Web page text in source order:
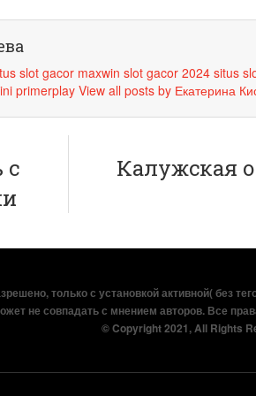
slot gacor maxwin slot gacor 2024 situs
primerplay View all posts by Екатерина
с
Калужская
только с установкой активной( без
не совпадать с мнением авторов. Все
© Copyright 2021, All Rights